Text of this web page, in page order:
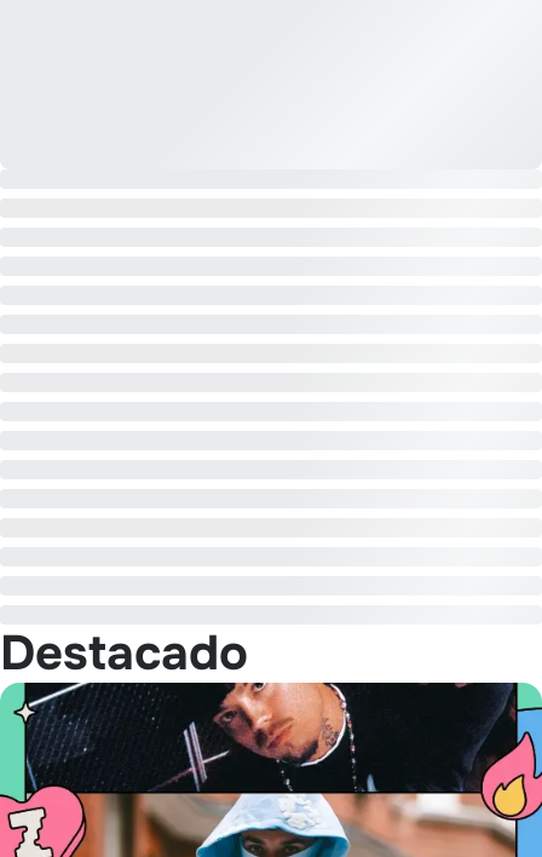
Destacado